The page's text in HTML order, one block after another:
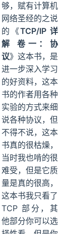
够，赋有计算机
网络圣经的之说
的《TCP/IP 详
解 卷一：协
议》这本书，是
进一步深入学习
的好资料，这本
书的作者用各种
实验的方式来细
说各种协议，但
不得不说，这本
书真的很枯燥，
当时我也啃的很
难受，但是它质
量是真的很高，
这本书我只看了
TCP 部分，其
他部分你可以选